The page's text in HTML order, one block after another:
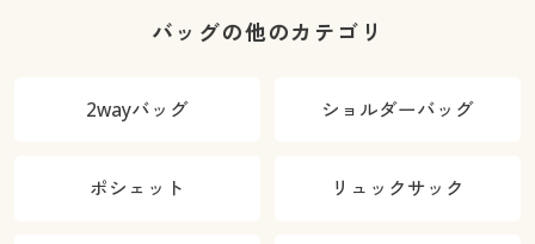
バッグの他のカテゴリ
2wayバッグ ショルダーバッグ
ポシェット リュックサック